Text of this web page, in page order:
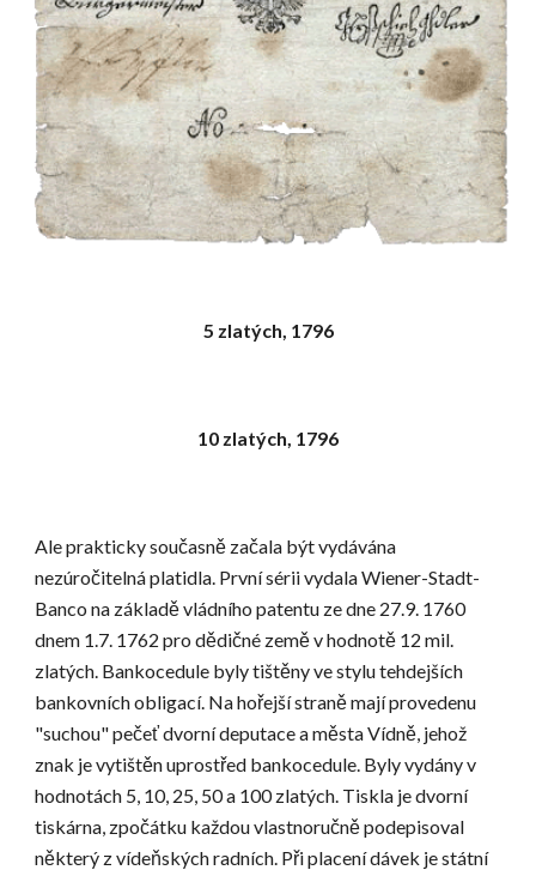
5 zlatých, 1796
10 zlatých, 1796
Ale prakticky současně začala být vydávána
nezúročitelná platidla. První sérii vydala Wiener-Stadt-
Banco na základě vládního patentu ze dne 27.9. 1760
dnem 1.7. 1762 pro dědičné země v hodnotě 12 mil.
zlatých. Bankocedule byly tištěny ve stylu tehdejších
bankovních obligací. Na hořejší straně mají provedenu
"suchou" pečeť dvorní deputace a města Vídně, jehož
znak je vytištěn uprostřed bankocedule. Byly vydány v
hodnotách 5, 10, 25, 50 a 100 zlatých. Tiskla je dvorní
tiskárna, zpočátku každou vlastnoručně podepisoval
některý z vídeňských radních. Při placení dávek je státní